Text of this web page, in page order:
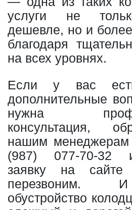
услуги не
дешевле, но и
благодаря
на всех уровнях.
Если у вас
дополнительные
нужна
консультация,
нашим
(987) 077-70-32
заявку на
перезвоним.
обустройство